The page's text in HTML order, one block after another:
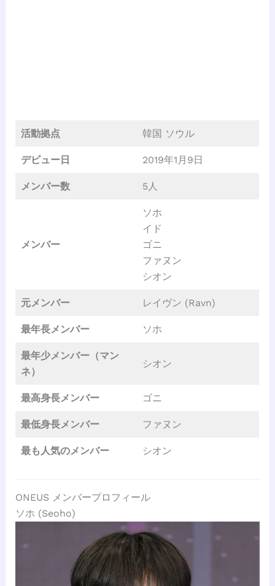
活動拠点 韓国 ソウル
デビュー日 2019年1月9日
メンバー数 5人
メンバー
ソホ
イド
ゴニ
ファヌン
シオン
元メンバー レイヴン (Ravn)
最年長メンバー ソホ
最年少メンバー（マン
ネ）
シオン
最高身長メンバー ゴニ
最低身長メンバー ファヌン
最も人気のメンバー シオン
ONEUS メンバープロフィール
ソホ (Seoho)